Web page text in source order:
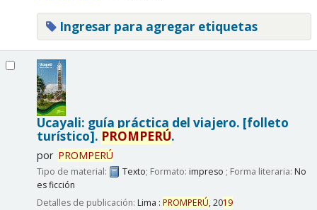
Ingresar para agregar etiquetas
Ucayali: guía práctica del viajero. [folleto
turístico]. PROMPERÚ.
por PROMPERÚ
Tipo de material: Texto; Formato: impreso ; Forma literaria: No
es ficción
Detalles de publicación: Lima : PROMPERÚ,2019